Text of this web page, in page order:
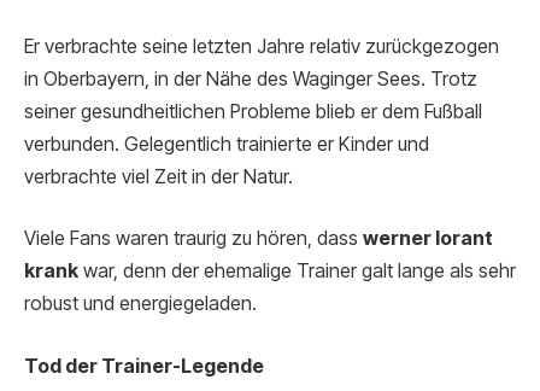
Er verbrachte seine letzten Jahre relativ zurückgezogen
in Oberbayern, in der Nähe des Waginger Sees. Trotz
seiner gesundheitlichen Probleme blieb er dem Fußball
verbunden. Gelegentlich trainierte er Kinder und
verbrachte viel Zeit in der Natur.
Viele Fans waren traurig zu hören, dass werner lorant
krank war, denn der ehemalige Trainer galt lange als sehr
robust und energiegeladen.
Tod der Trainer-Legende